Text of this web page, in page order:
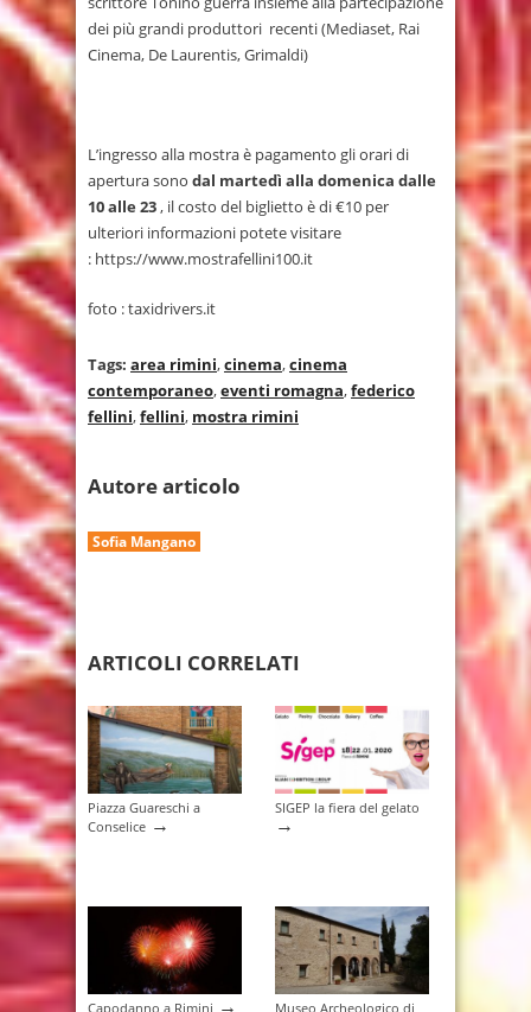
dei più grandi produttori recenti (Mediaset, Rai
Cinema, De Laurentis, Grimaldi)
L’ingresso alla mostra è pagamento gli orari di
apertura sono dal martedì alla domenica dalle
10 alle 23, il costo del biglietto è di €10 per
ulteriori informazioni potete visitare
: https://www.mostrafellini100.it
foto : taxidrivers.it
Tags: area rimini,cinema,cinema
contemporaneo,eventi romagna,federico
fellini,fellini, mostra rimini
Autore articolo
Sofia Mangano
ARTICOLI CORRELATI
Piazza Guareschi a
Conselice →
SIGEP la fiera del gelato
→
Capodanno a Rimini →
Museo Archeologico di